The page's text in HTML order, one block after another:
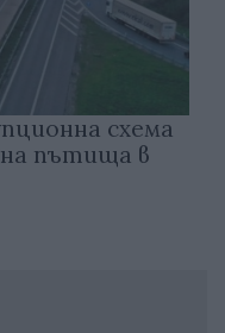
схема
пътища в